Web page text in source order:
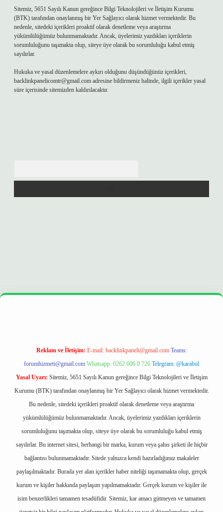
Sitemiz, 5651 Sayılı Kanun gereğince Bilgi Teknolojileri ve İletişim Kurumu
(BTK) tarafından onaylanmış bir Yer Sağlayıcı olarak hizmet vermektedir. Bu
nedenle, sitedeki içerikleri proaktif olarak denetleme veya araştırma
yükümlülüğümüz bulunmamaktadır. Ancak, üyelerimiz yazdıkları içeriklerin
sorumluluğunu taşımakta olup, siteye üye olarak bu sorumluluğu kabul etmiş
sayılırlar.
Hukuka ve yasal düzenlemelere aykırı olduğunu düşündüğünüz içerikleri,
backlinkpanelicomtr@gmail.com adresine bildirmeniz halinde, ilgili içerikler yasal
süre içerisinde sitemizden kaldırılacaktır.
https://betexpergir.net/
Reklam ve İletişim: E-mail: backlinkpaneli@gmail.com Teams:
forumhizmeti@gmail.com Whatsapp: 0262 606 0 726 Telegram: @karabul
Yasal Uyarı: Sitemiz, 5651 Sayılı Kanun gereğince Bilgi Teknolojileri ve İletişim
Kurumu (BTK) tarafından onaylanmış bir Yer Sağlayıcı olarak hizmet vermektedir.
Bu nedenle, sitedeki içerikleri proaktif olarak denetleme veya araştırma
yükümlülüğümüz bulunmamaktadır. Ancak, üyelerimiz yazdıkları içeriklerin
sorumluluğunu taşımakta olup, siteye üye olarak bu sorumluluğu kabul etmiş
sayılırlar. Bu internet sitesi, herhangi bir marka, kurum veya şahıs şirketi ile hiçbir
bağlantısı bulunmamaktadır. Sitede yalnızca kendi hazırladığımız makaleler
paylaşılmaktadır. Burada yer alan içerikler haber niteliği taşımamakta olup, gerçek
kurum ve kişiler hakkında paylaşım yapılmamaktadır. Gerçek kurum ve kişiler ile
isim benzerlikleri tamamen tesadüfidir. Sitemiz, kar amacı gütmeyen ve tamamen